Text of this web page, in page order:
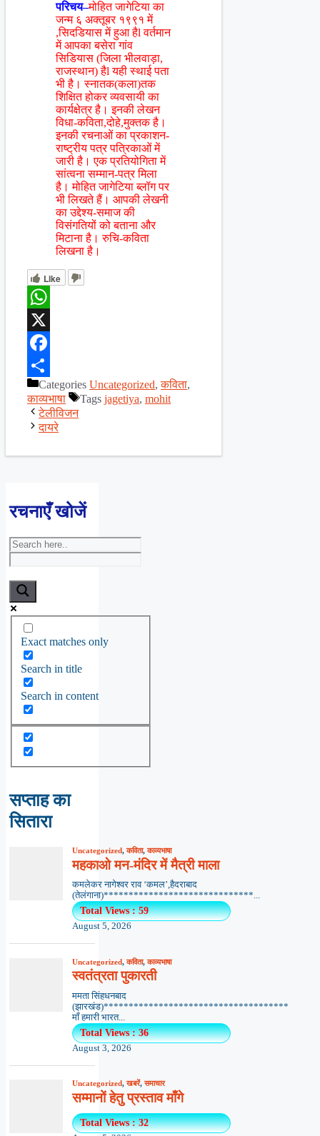
परिचय–मोहित जागेटिया का
जन्म ६ अक्तूबर १९९१ में
,सिदडियास में हुआ हैl वर्तमान
में आपका बसेरा गांव
सिडियास (जिला भीलवाड़ा,
राजस्थान) हैl यही स्थाई पता
भी है। स्नातक(कला)तक
शिक्षित होकर व्यवसायी का
कार्यक्षेत्र है। इनकी लेखन
विधा-कविता,दोहे,मुक्तक है।
इनकी रचनाओं का प्रकाशन-
राष्ट्रीय पत्र पत्रिकाओं में
जारी है। एक प्रतियोगिता में
सांत्वना सम्मान-पत्र मिला
है। मोहित जागेटिया ब्लॉग पर
भी लिखते हैं। आपकी लेखनी
का उद्देश्य-समाज की
विसंगतियों को बताना और
मिटाना है। रुचि-कविता
लिखना है।
Like
WhatsApp
X
Facebook
ShareCategories Uncategorized,कविता,
काव्यभाषा
Tags jagetiya, mohit
टेलीविजन
दायरे
रचनाएँ खोजें
Exact matches only
Search in title
Search in content
सप्ताह का
सितारा
Uncategorized,कविता,काव्यभाषा
महकाओ मन-मंदिर में मैत्री माला
कमलेकर नागेश्वर राव ‘कमल’,हैदराबाद
(तेलंगाना)******************************...
Total Views : 59
August 5, 2026
Uncategorized,कविता,काव्यभाषा
स्वतंत्रता पुकारती
ममता सिंहधनबाद
(झारखंड)*************************************
माँ हमारी भारत...
Total Views : 36
August 3, 2026
Uncategorized,खबरें,समाचार
सम्मानों हेतु प्रस्ताव माँगे
Total Views : 32